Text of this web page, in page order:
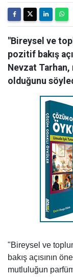
"Bireysel ve
pozitif bakış
Nevzat
olduğunu
"Bireysel ve
bakış açısının
mutluluğun